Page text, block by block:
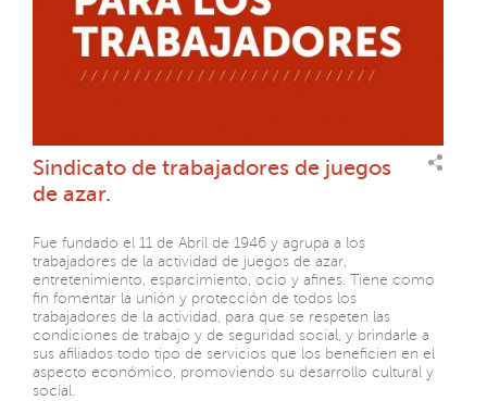
Sindicato de trabajadores de juegos
de azar.
Fue fundado el 11 de Abril de 1946 y agrupa a los
trabajadores de la actividad de juegos de azar,
entretenimiento, esparcimiento, ocio y afines. Tiene como
fin fomentar la unión y protección de todos los
trabajadores de la actividad, para que se respeten las
condiciones de trabajo y de seguridad social, y brindarle a
sus afiliados todo tipo de servicios que los beneficien en el
aspecto económico, promoviendo su desarrollo cultural y
social.